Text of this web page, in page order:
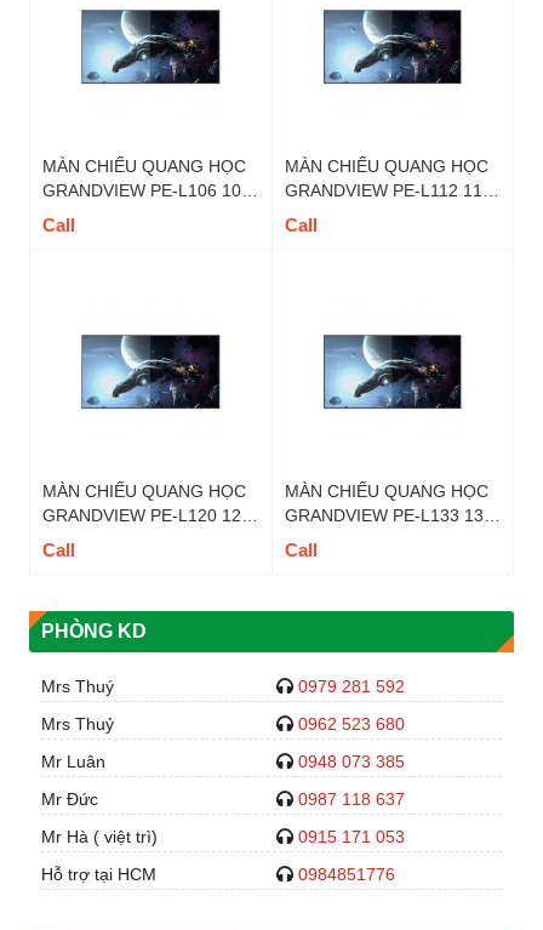
MÀN CHIẾU QUANG HỌC
GRANDVIEW PE-L106 106
INCH 16:9 DY5
Call
MÀN CHIẾU QUANG HỌC
GRANDVIEW PE-L112 112
INCH 16:9 DY5
Call
MÀN CHIẾU QUANG HỌC
GRANDVIEW PE-L120 120
INCH 16:9 DY5
Call
MÀN CHIẾU QUANG HỌC
GRANDVIEW PE-L133 133
INCH 16:9 DY5
Call
PHÒNG KD
Mrs Thuý
0979 281 592
Mrs Thuỷ
0962 523 680
Mr Luân
0948 073 385
Mr Đức
0987 118 637
Mr Hà ( việt trì)
0915 171 053
Hỗ trợ tại HCM
0984851776